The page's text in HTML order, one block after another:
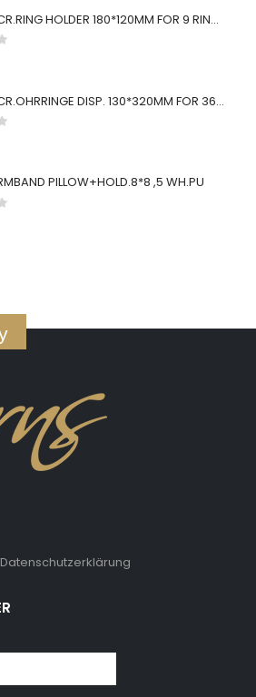
BERNS ACR.RING HOLDER 180*120MM FOR 9 RINGS
BERNS ACR.OHRRINGE DISP. 130*320MM FOR 36 PAIRS
PILLOW+HOLD.8*8 ,5 WH.PU
Datenschutzerklärung